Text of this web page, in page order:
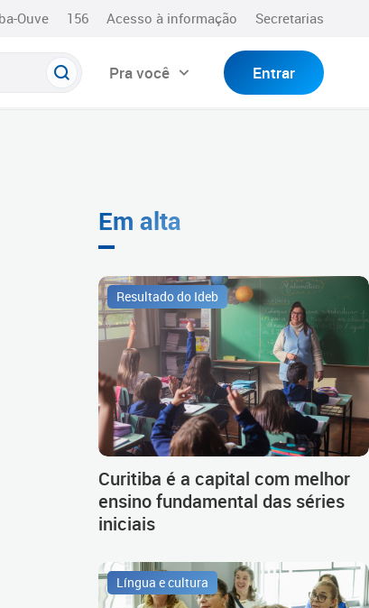
Ouve 156 Acesso à informação Secretarias
Pra você Entrar
Em alta
Resultado do Ideb
Curitiba é a capital com melhor
ensino fundamental das séries
iniciais
Língua e cultura